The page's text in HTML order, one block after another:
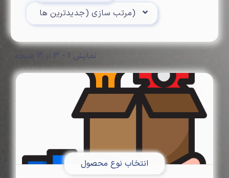
مرتب سازی (جدیدترین ها)
نمایش 1 - 3 از 3 نتیجه
انتخاب نوع محصول